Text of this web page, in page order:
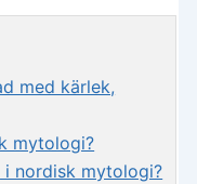
med kärlek,
mytologi?
nordisk mytologi?